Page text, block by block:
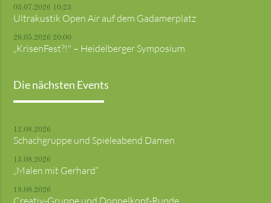
03.07.2026 10:23
Ultrakustik Open Air auf dem Gadamerplatz
28.05.2026 20:00
„KrisenFest?!" – Heidelberger Symposium
Die nächsten Events
12.08.2026
Schachgruppe und Spieleabend Damen
13.08.2026
„Malen mit Gerhard“
19.08.2026
Creativ-Gruppe und Doppelkopf-Runde